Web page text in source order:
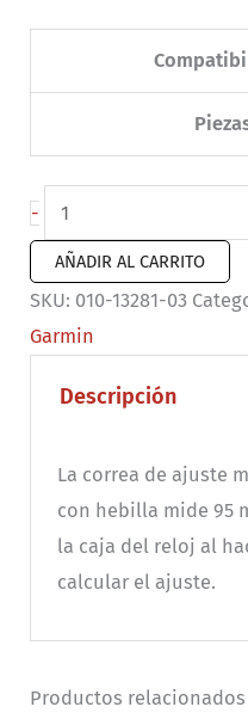
-
Correa
de
reloj
QuickFit
26
cantidad
AÑADIR AL CARRITO
SKU: 010-13281-03
Garmin
Descripción
La correa de ajuste
con hebilla mide 95
la caja del reloj al
calcular el ajuste.
Productos relacionados